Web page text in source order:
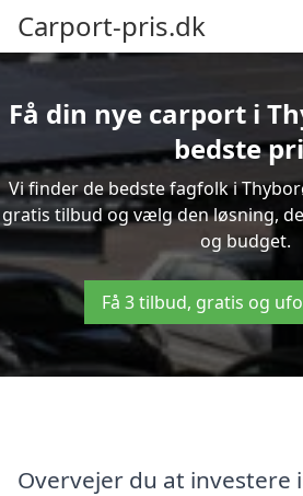
Carport-pris.dk
Få din nye carport i
bedste
Vi finder de bedste fagfolk i
gratis tilbud og vælg den løsning,
og budget.
Få 3 tilbud, gratis og
Overvejer du at investere